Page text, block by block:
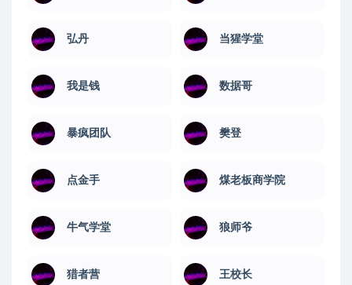
弘丹 当猩学堂
我是钱 数据哥
暴疯团队 樊登
点金手 煤老板商学院
牛气学堂 狼师爷
猎者营 王校长